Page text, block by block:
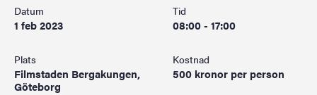
Datum
1 feb 2023
Tid
08:00 - 17:00
Plats
Filmstaden Bergakungen,
Göteborg
Kostnad
500 kronor per person